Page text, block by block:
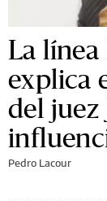
La
explica
del juez
Pedro Lacour